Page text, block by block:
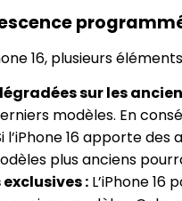
16, plusieurs
sur les
modèles. En
l’iPhone 16 apporte
plus anciens
: L’iPhone